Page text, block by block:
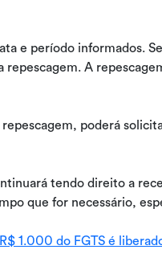
e período informados.
A
poderá
tendo direito a
que for necessário,
1.000 do FGTS é